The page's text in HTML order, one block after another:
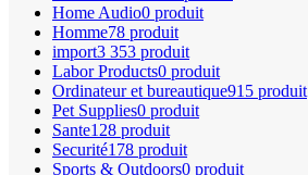
Home Audio0 produit
Homme78 produit
import3 353 produit
Labor Products0 produit
Ordinateur et bureautique915 produit
Pet Supplies0 produit
Sante128 produit
Securité178 produit
Sports & Outdoors0 produit